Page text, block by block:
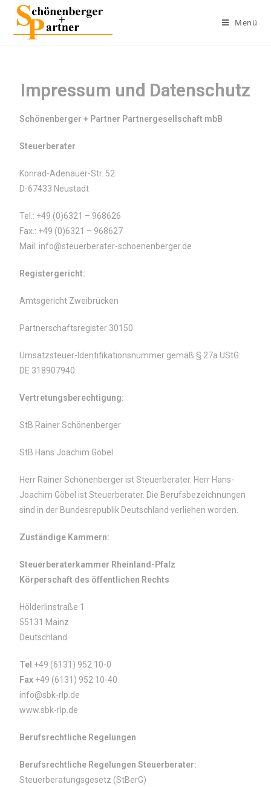
Menü
Impressum und Datenschutz
Schönenberger + Partner Partnergesellschaft mbB
Steuerberater
Konrad-Adenauer-Str. 52
D-67433 Neustadt
Tel.: +49 (0)6321 – 968626
Fax.: +49 (0)6321 – 968627
Mail: info@steuerberater-schoenenberger.de
Registergericht:
Amtsgericht Zweibrücken
Partnerschaftsregister 30150
Umsatzsteuer-Identifikationsnummer gemäß § 27a UStG:
DE 318907940
Vertretungsberechtigung:
StB Rainer Schönenberger
StB Hans Joachim Göbel
Herr Rainer Schönenberger ist Steuerberater. Herr Hans-
Joachim Göbel ist Steuerberater. Die Berufsbezeichnungen
sind in der Bundesrepublik Deutschland verliehen worden.
Zuständige Kammern:
Steuerberaterkammer Rheinland-Pfalz
Körperschaft des öffentlichen Rechts
Hölderlinstraße 1
55131 Mainz
Deutschland
Tel +49 (6131) 952 10-0
Fax +49 (6131) 952 10-40
info@sbk-rlp.de
www.sbk-rlp.de
Berufsrechtliche Regelungen
Berufsrechtliche Regelungen Steuerberater:
Steuerberatungsgesetz (StBerG)